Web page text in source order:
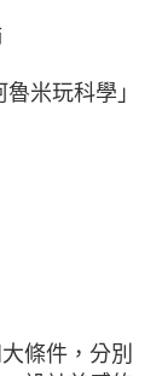
米玩科學」
條件，分別